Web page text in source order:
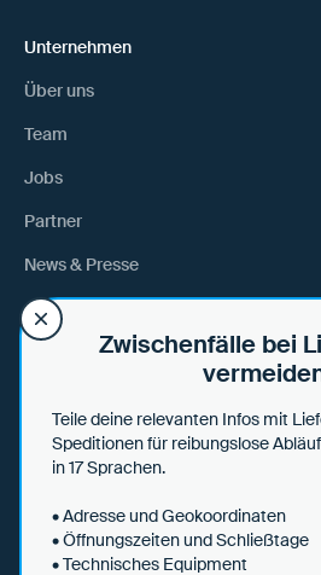
Zwischenfälle bei
Teile deine relevanten Infos mit
Speditionen für reibungslose
in 17 Sprachen.
• Adresse und Geokoordinaten
• Öffnungszeiten und Schließtage
• Technisches Equipment
Unternehmen
Über uns
Team
Jobs
Partner
News & Presse
Anfahrt
Hilfe & Tipps
Datensicherheit